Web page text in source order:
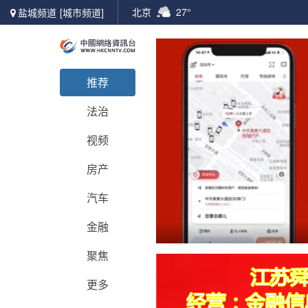
盐城频道 [城市频道] 北京 27°
推荐
法治
视频
房产
汽车
金融
聚焦
更多